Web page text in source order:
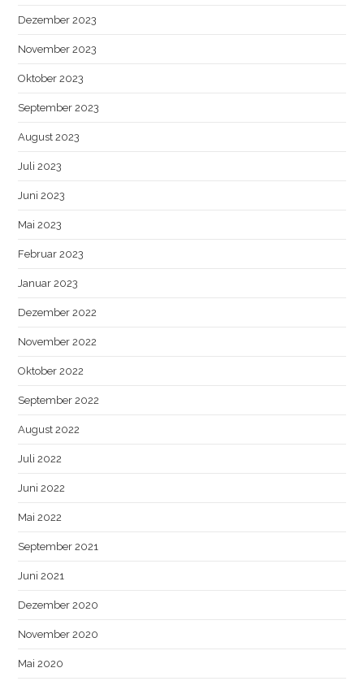
Dezember 2023
November 2023
Oktober 2023
September 2023
August 2023
Juli 2023
Juni 2023
Mai 2023
Februar 2023
Januar 2023
Dezember 2022
November 2022
Oktober 2022
September 2022
August 2022
Juli 2022
Juni 2022
Mai 2022
September 2021
Juni 2021
Dezember 2020
November 2020
Mai 2020